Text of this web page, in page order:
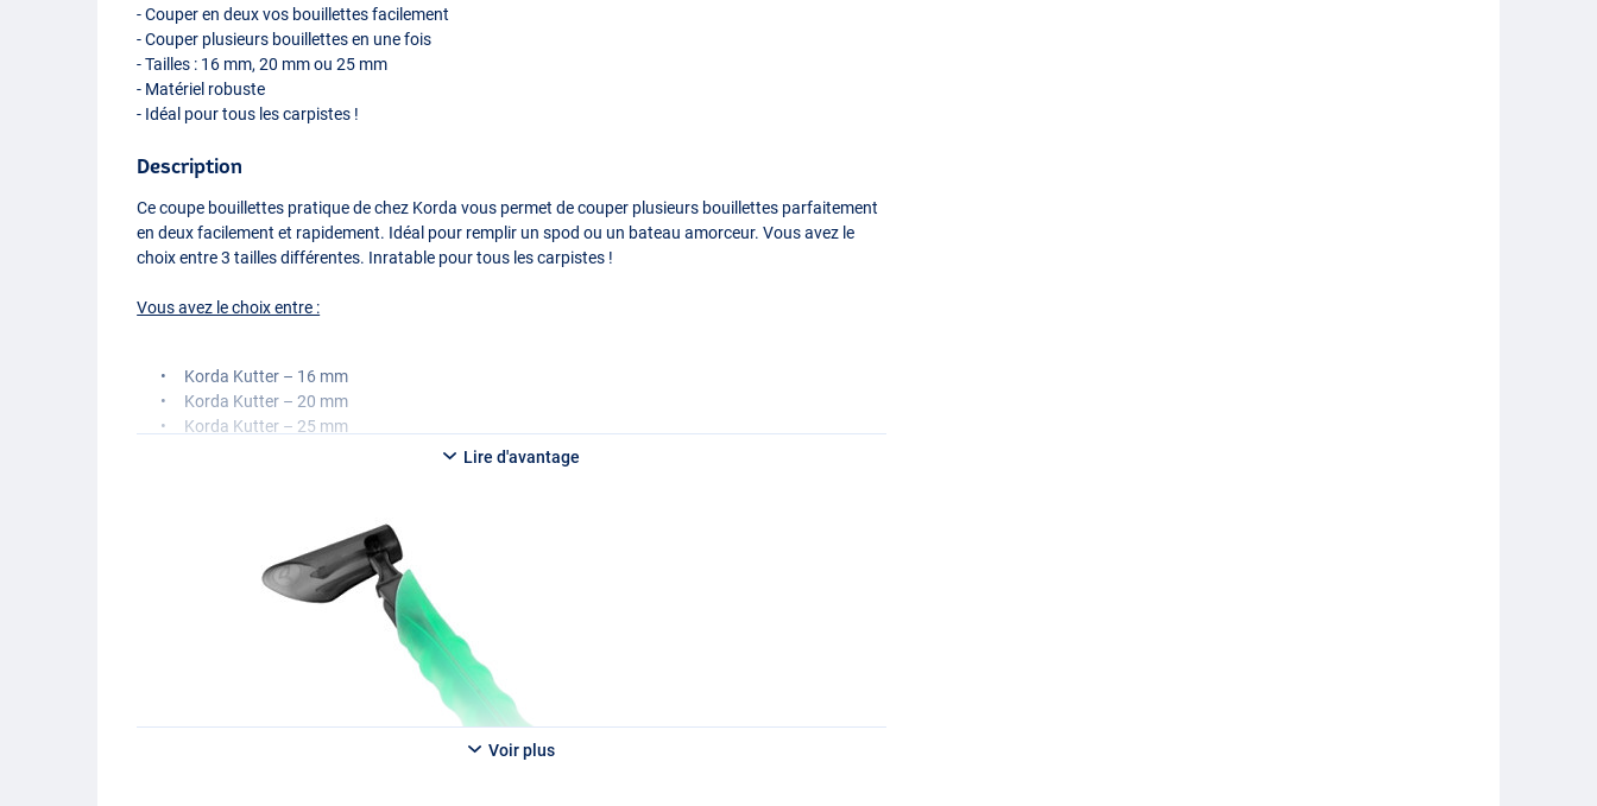
- Couper en deux vos bouillettes facilement
- Couper plusieurs bouillettes en une fois
- Tailles : 16 mm, 20 mm ou 25 mm
- Matériel robuste
- Idéal pour tous les carpistes !
Description
Ce coupe bouillettes pratique de chez Korda vous permet de couper plusieurs bouillettes parfaitement
en deux facilement et rapidement. Idéal pour remplir un spod ou un bateau amorceur. Vous avez le
choix entre 3 tailles différentes. Inratable pour tous les carpistes !
Vous avez le choix entre :
Korda Kutter – 16 mm
Korda Kutter – 20 mm
Korda Kutter – 25 mm
Lire d'avantage
Voir plus